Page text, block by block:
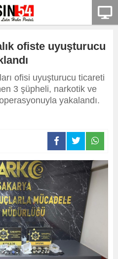
ofiste uyuşturucu
ofisi uyuşturucu ticareti
3 şüpheli, narkotik ve
yakalandı.